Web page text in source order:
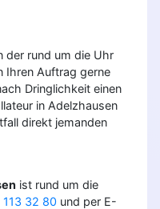
der rund um die Uhr
Ihren Auftrag gerne
Dringlichkeit einen
in Adelzhausen
direkt jemanden
ist rund um die
32 80 und per E-